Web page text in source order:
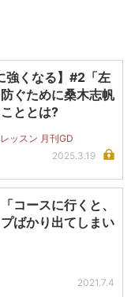
強くなる】#2「左
ぐために桑木志帆
ととは?
ッスン 月刊GD
2025.3.19
コースに行くと、
ばかり出てしまい
2021.7.4